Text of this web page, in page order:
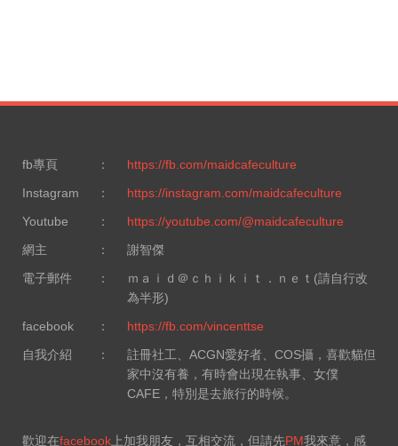
fb專頁 ：
https://fb.com/maidcafeculture
Instagram
：
https://instagram.com/maidcafeculture
Youtube
：
https://youtube.com/@maidcafeculture
網主
：
謝智傑
電子郵件
：
ｍａｉｄ＠ｃｈｉｋｉｔ．ｎｅｔ(請自行改
為半形)
facebook
：
https://fb.com/vincenttse
自我介紹
：
註冊社工、ACGN愛好者、COS攝，喜歡貓但
家中沒有養，有時會出現在執事、女僕
CAFE，特別是去旅行的時候。
歡迎在facebook上加我朋友，互相交流，但請先PM我來意，感